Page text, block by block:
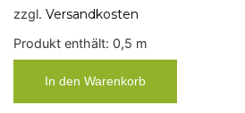
zzgl. Versandkosten
Produkt enthält: 0,5 m
In den Warenkorb